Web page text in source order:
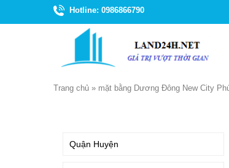
Hotline: 0986866790
Trang chủ » mặt bằng Dương Đông New City